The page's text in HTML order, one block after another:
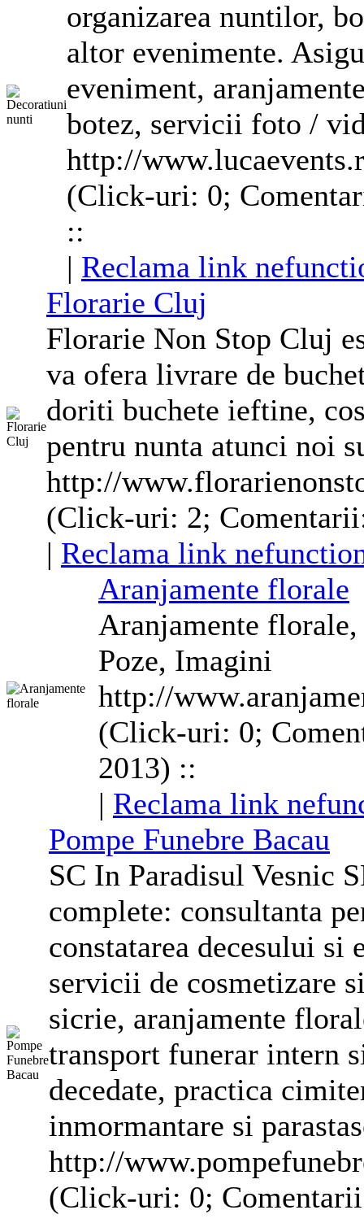
organizarea nuntilor,
altor evenimente.
eveniment,
botez, servicii foto /
http://
(Click-uri: 0;
::
| Reclama link
Florarie Cluj
Florarie Non Stop Cluj
va ofera livrare de
doriti buchete ieftine,
pentru nunta atunci noi
http://
(Click-uri: 2;
| Reclama link
Aranjamente florale
Aranjamente florale
Poze, Imagini
http://
(Click-uri: 0;
2013) ::
| Reclama link
Pompe Funebre Bacau
SC In Paradisul Vesnic
complete: consultanta
constatarea decesului si
servicii de cosmetizare
sicrie, aranjamente
transport funerar intern
decedate, practica
inmormantare si
http://
(Click-uri: 0;